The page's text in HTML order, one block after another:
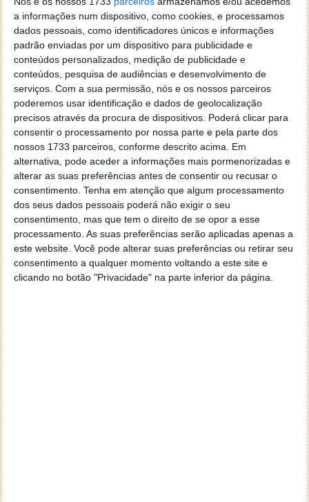
a informações num dispositivo, como cookies, e processamos
dados pessoais, como identificadores únicos e informações
padrão enviadas por um dispositivo para publicidade e
conteúdos personalizados, medição de publicidade e
conteúdos, pesquisa de audiências e desenvolvimento de
serviços. Com a sua permissão, nós e os nossos parceiros
poderemos usar identificação e dados de geolocalização
precisos através da procura de dispositivos. Poderá clicar para
consentir o processamento por nossa parte e pela parte dos
nossos 1733 parceiros, conforme descrito acima. Em
alternativa, pode aceder a informações mais pormenorizadas e
alterar as suas preferências antes de consentir ou recusar o
consentimento. Tenha em atenção que algum processamento
dos seus dados pessoais poderá não exigir o seu
consentimento, mas que tem o direito de se opor a esse
processamento. As suas preferências serão aplicadas apenas a
este website. Você pode alterar suas preferências ou retirar seu
consentimento a qualquer momento voltando a este site e
clicando no botão "Privacidade" na parte inferior da página.
foi melhorada, passa a existir um importador de
conteúdos do Tumblr, melhorias ao nível dos Widgets
e sempre que mudarmos de tema, permalinks mais
flexiveis e um motor de JQuery completo e
actualizado para a sua última versão.
Vejam no vídeo abaixo um resumo de todas as
novidades da versão 3.3 do WordPress.